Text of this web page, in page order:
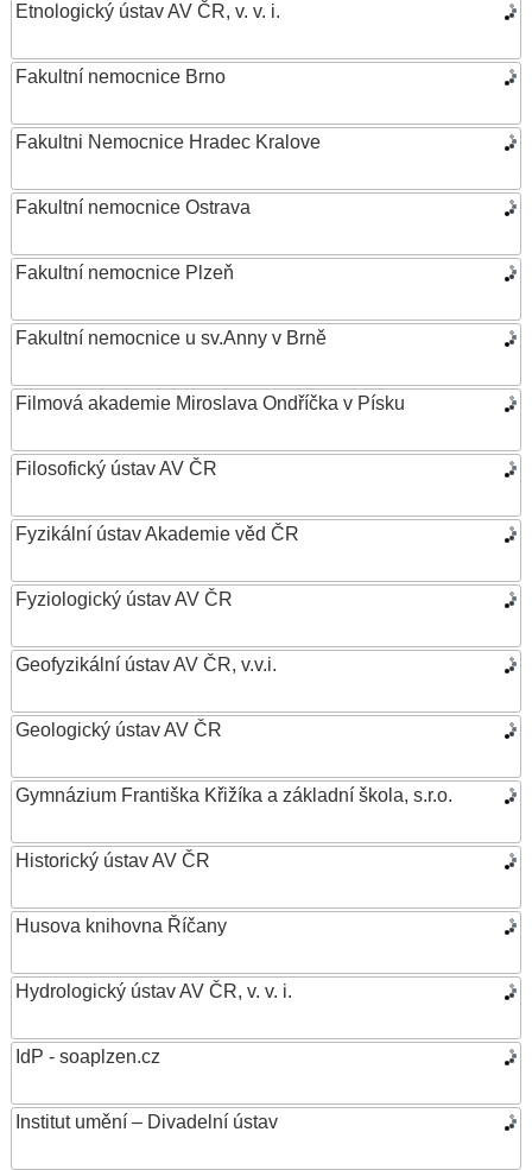
Etnologický ústav AV ČR, v. v. i.
Fakultní nemocnice Brno
Fakultni Nemocnice Hradec Kralove
Fakultní nemocnice Ostrava
Fakultní nemocnice Plzeň
Fakultní nemocnice u sv.Anny v Brně
Filmová akademie Miroslava Ondříčka v Písku
Filosofický ústav AV ČR
Fyzikální ústav Akademie věd ČR
Fyziologický ústav AV ČR
Geofyzikální ústav AV ČR, v.v.i.
Geologický ústav AV ČR
Gymnázium Františka Křižíka a základní škola, s.r.o.
Historický ústav AV ČR
Husova knihovna Říčany
Hydrologický ústav AV ČR, v. v. i.
IdP - soaplzen.cz
Institut umění – Divadelní ústav